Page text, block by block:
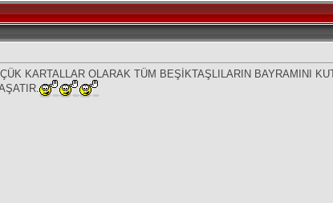
KARTALLAR OLARAK TÜM BEŞİKTAŞLILARIN BAYRAMINI